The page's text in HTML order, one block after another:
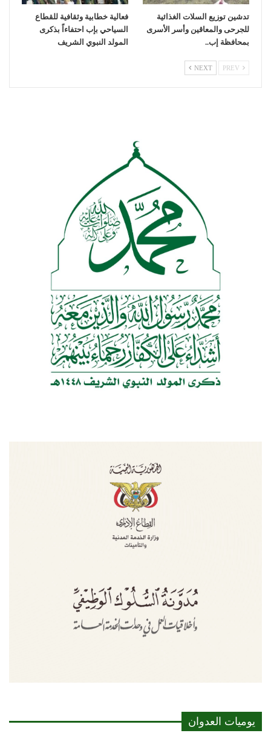
تدشين توزيع السلات الغذائية
للجرحى والمعاقين وأسر الأسرى
بمحافظة إب..
فعالية خطابية وثقافية للقطاع
السياحي بإب احتفاءاً بذكرى
المولد النبوي الشريف
NEXT
يوميات العدوان